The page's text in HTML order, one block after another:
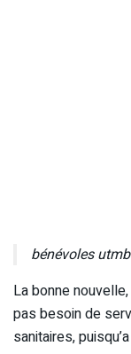
bénévoles utmb
La bonne
pas besoin de
sanitaires,